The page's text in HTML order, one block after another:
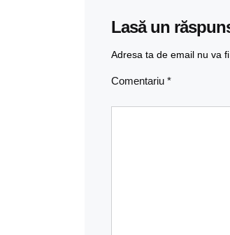
Lasă un
Adresa ta de email nu va fi
Comentariu *